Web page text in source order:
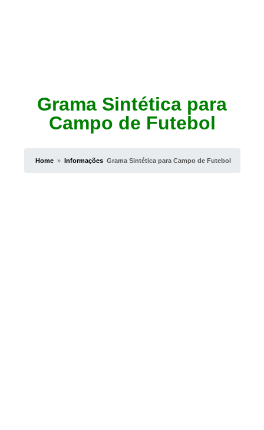
Grama Sintética para
Campo de Futebol
Home » Informações Grama Sintética para Campo de Futebol